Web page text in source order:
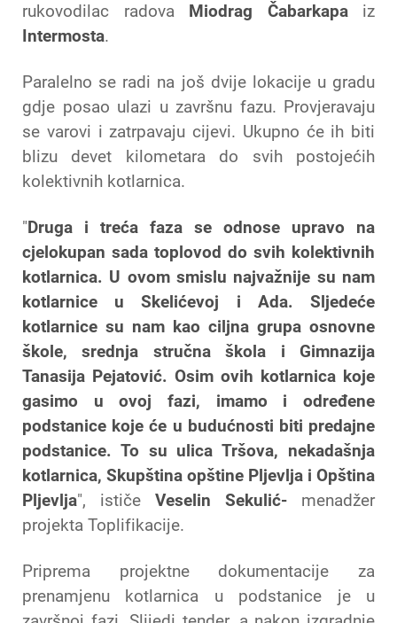
rukovodilac radova Miodrag Čabarkapaiz
Intermosta.
Paralelno se radi na još dvije lokacije u gradu
gdje posao ulazi u završnu fazu. Provjeravaju
se varovi i zatrpavaju cijevi. Ukupno će ih biti
blizu devet kilometara do svih postojećih
kolektivnih kotlarnica.
"Druga i treća faza se odnose upravo na
cjelokupan sada toplovod do svih kolektivnih
kotlarnica. U ovom smislu najvažnije su nam
kotlarnice u Skelićevoj i Ada. Sljedeće
kotlarnice su nam kao ciljna grupa osnovne
škole, srednja stručna škola i Gimnazija
Tanasija Pejatović. Osim ovih kotlarnica koje
gasimo u ovoj fazi, imamo i određene
podstanice koje će u budućnosti biti predajne
podstanice. To su ulica Tršova, nekadašnja
kotlarnica, Skupština opštine Pljevlja i Opština
Pljevlja", ističe Veselin Sekulić- menadžer
projekta Toplifikacije.
Priprema projektne dokumentacije za
prenamjenu kotlarnica u podstanice je u